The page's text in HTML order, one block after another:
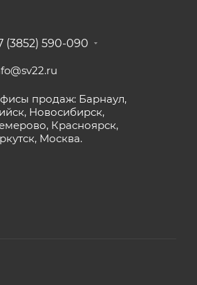
(3852) 590-090
продаж: Барнаул,
Новосибирск,
Красноярск,
Москва.